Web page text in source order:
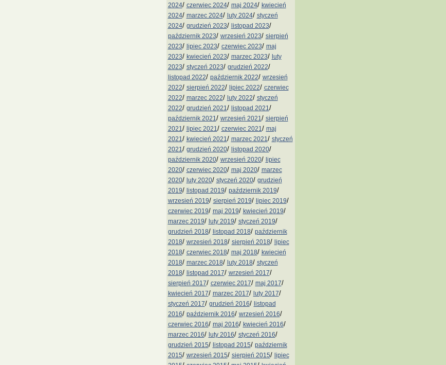
2024/ czerwiec 2024/ maj 2024/ kwiecień
2024/ marzec 2024/ luty 2024/ styczeń
2024/ grudzień 2023/ listopad 2023/
październik 2023/ wrzesień 2023/ sierpień
2023/ lipiec 2023/ czerwiec 2023/ maj
2023/ kwiecień 2023/ marzec 2023/ luty
2023/ styczeń 2023/ grudzień 2022/
listopad 2022/ październik 2022/ wrzesień
2022/ sierpień 2022/ lipiec 2022/ czerwiec
2022/ marzec 2022/ luty 2022/ styczeń
2022/ grudzień 2021 / listopad 2021 /
październik 2021 / wrzesień 2021 / sierpień
2021 / lipiec 2021 / czerwiec 2021 / maj
2021 / kwiecień 2021 / marzec 2021 / styczeń
2021 / grudzień 2020/ listopad 2020/
październik 2020/ wrzesień 2020/ lipiec
2020/ czerwiec 2020/ maj 2020/ marzec
2020/ luty 2020/ styczeń 2020/ grudzień
2019/ listopad 2019/ październik 2019/
wrzesień 2019/ sierpień 2019/ lipiec 2019/
czerwiec 2019/ maj 2019/ kwiecień 2019/
marzec 2019/ luty 2019/ styczeń 2019/
grudzień 2018/ listopad 2018/ październik
2018/ wrzesień 2018/ sierpień 2018/ lipiec
2018/ czerwiec 2018/ maj 2018/ kwiecień
2018/ marzec 2018/ luty 2018/ styczeń
2018/ listopad 2017/ wrzesień 2017/
sierpień 2017/ czerwiec 2017/ maj 2017/
kwiecień 2017/ marzec 2017/ luty 2017/
styczeń 2017/ grudzień 2016/ listopad
2016/ październik 2016/ wrzesień 2016/
czerwiec 2016/ maj 2016/ kwiecień 2016/
marzec 2016/ luty 2016/ styczeń 2016/
grudzień 2015/ listopad 2015/ październik
2015/ wrzesień 2015/ sierpień 2015/ lipiec